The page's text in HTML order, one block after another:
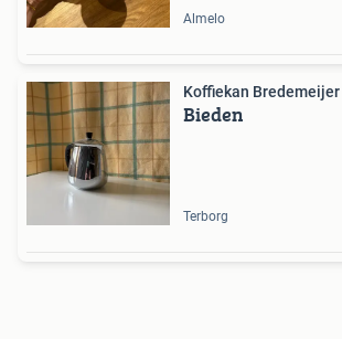
Almelo
Koffiekan Bredemeijer
Bieden
Terborg